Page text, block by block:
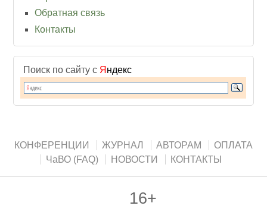
Обратная связь
Контакты
Поиск по сайту с Я ндекс
КОНФЕРЕНЦИИ ЖУРНАЛ АВТОРАМ
ОПЛАТА
ЧаВО (FAQ)
НОВОСТИ КОНТАКТЫ
16+